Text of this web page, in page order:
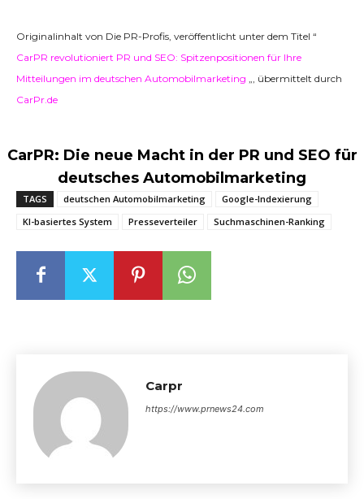
Originalinhalt von Die PR-Profis, veröffentlicht unter dem Titel “
CarPR revolutioniert PR und SEO: Spitzenpositionen für Ihre
Mitteilungen im deutschen Automobilmarketing „, übermittelt durch
CarPr.de
CarPR: Die neue Macht in der PR und SEO für
deutsches Automobilmarketing
TAGS deutschen Automobilmarketing
Google-Indexierung
KI-basiertes System
Presseverteiler Suchmaschinen-Ranking
Carpr
https://www.prnews24.com